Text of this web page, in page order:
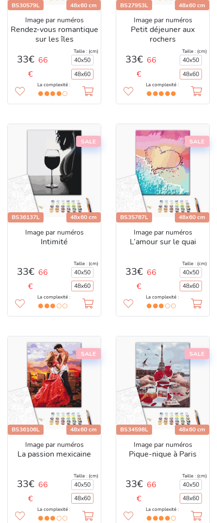
BS30579L 48x60 cm
Image par numéros
Rendez-vous romantique
sur les îles
33€ 66
€
Taille : (cm)
40x50
48x60
La complexité :
BS27953L 48x60 cm
Image par numéros
Petit déjeuner aux
rochers
33€ 66
€
Taille : (cm)
40x50
48x60
La complexité :
SALE
BS36137L 48x60 cm
Image par numéros
Intimité
33€ 66
€
Taille : (cm)
40x50
48x60
La complexité :
SALE
BS35787L 48x60 cm
Image par numéros
L’amour sur le quai
33€ 66
€
Taille : (cm)
40x50
48x60
La complexité :
SALE
BS36106L 48x60 cm
Image par numéros
La passion mexicaine
33€ 66
€
Taille : (cm)
40x50
48x60
La complexité :
SALE
BS34598L 48x60 cm
Image par numéros
Pique-nique à Paris
33€ 66
€
Taille : (cm)
40x50
48x60
La complexité :